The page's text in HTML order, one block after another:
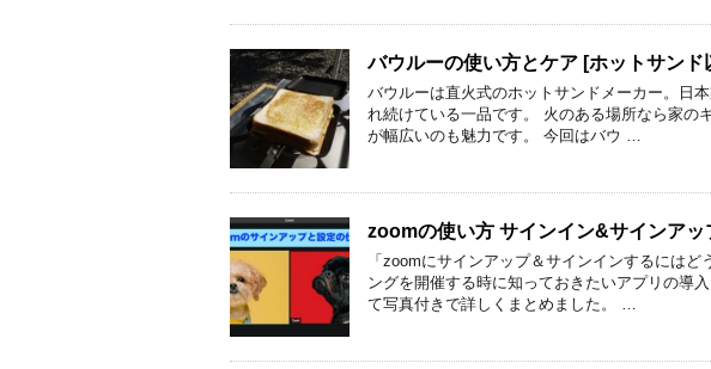
バウルーの使い方とケア [ホットサン
バウルーは直火式のホットサンドメーカー。日
れ続けている一品です。 火のある場所なら家の
が幅広いのも魅力です。 今回はバウ …
zoomの使い方 サインイン&サインア
「zoomにサインアップ＆サインインするには
ングを開催する時に知っておきたいアプリの導
て写真付きで詳しくまとめました。 …